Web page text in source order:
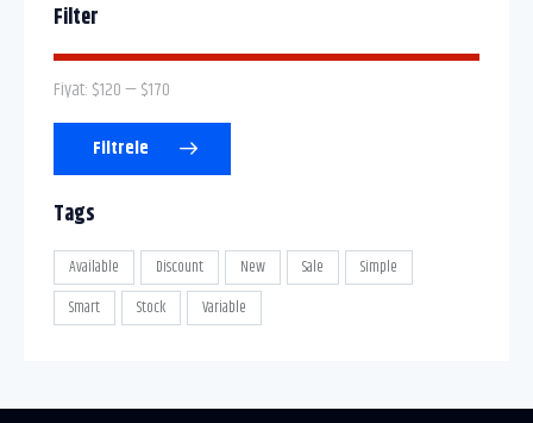
Filter
Filtrele
Fiyat: $120—$170
Tags
Available Discount New Sale
Simple
Smart
Stock Variable